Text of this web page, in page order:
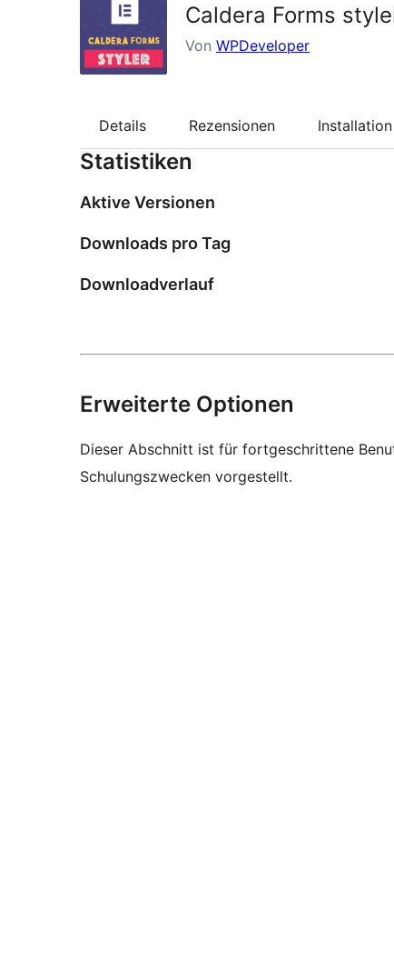
Caldera Forms
Von WPDeveloper
Details Rezensionen Installation
Statistiken
Aktive Versionen
Downloads pro Tag
Downloadverlauf
Erweiterte Optionen
Dieser Abschnitt ist für fortgeschrittene
Schulungszwecken vorgestellt.